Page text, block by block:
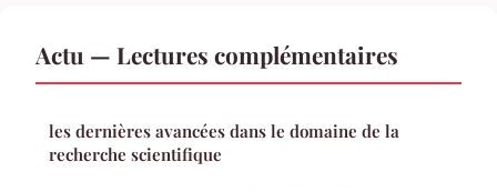
Actu — Lectures complémentaires
les dernières avancées dans le domaine de la
recherche scientifique